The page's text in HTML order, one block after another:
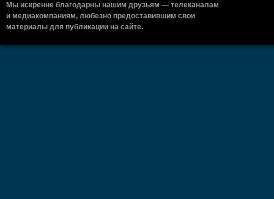
Мы искренне благодарны нашим друзьям — телеканалам
и медиакомпаниям, любезно предоставившим свои
материалы для публикации на сайте.